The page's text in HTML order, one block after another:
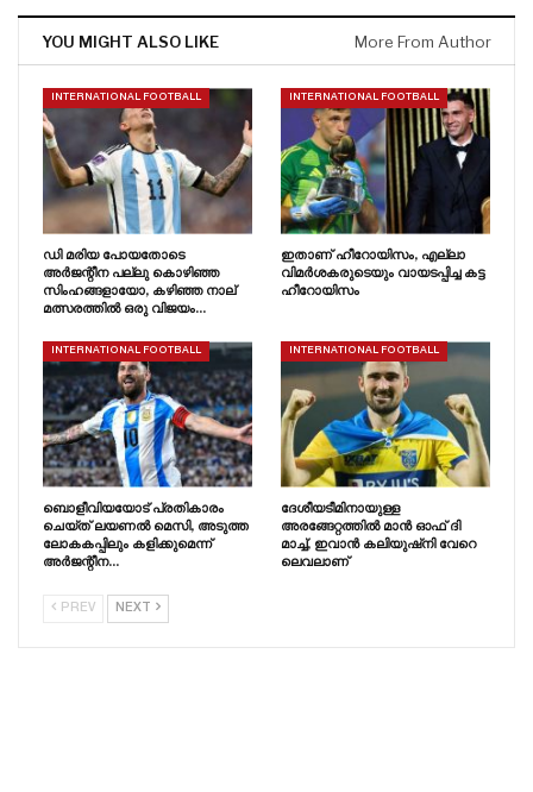
YOU MIGHT ALSO LIKE More From Author
INTERNATIONAL FOOTBALL
ഡി മരിയ പോയതോടെ
അർജന്റീന പല്ലു കൊഴിഞ്ഞ
സിംഹങ്ങളായോ, കഴിഞ്ഞ നാല്
മത്സരത്തിൽ ഒരു വിജയം…
INTERNATIONAL FOOTBALL
ഇതാണ് ഹീറോയിസം, എല്ലാ
വിമർശകരുടെയും വായടപ്പിച്ച കട്ട
ഹീറോയിസം
INTERNATIONAL FOOTBALL
ബൊളീവിയയോട് പ്രതികാരം
ചെയ്‌ത്‌ ലയണൽ മെസി, അടുത്ത
ലോകകപ്പിലും കളിക്കുമെന്ന്
അർജന്റീന…
INTERNATIONAL FOOTBALL
ദേശീയടീമിനായുള്ള
അരങ്ങേറ്റത്തിൽ മാൻ ഓഫ് ദി
മാച്ച്, ഇവാൻ കലിയുഷ്‌നി വേറെ
ലെവലാണ്
PREV NEXT